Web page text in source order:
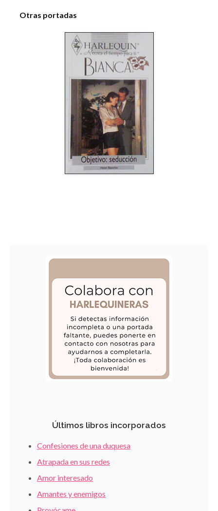
Otras portadas
Últimos libros incorporados
Confesiones de una duquesa
Atrapada en sus redes
Amor interesado
Amantes y enemigos